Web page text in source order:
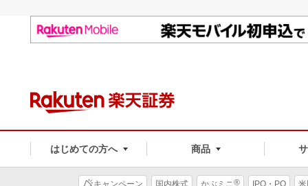
はじめての方へ 商品
キャンペーン 国内株式 かぶミニ® IPO・PO